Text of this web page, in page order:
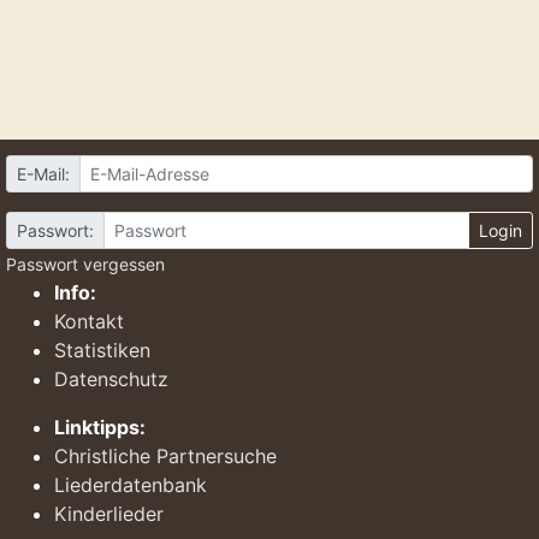
E-Mail:
Passwort:
Login
Passwort vergessen
Info:
Kontakt
Statistiken
Datenschutz
Linktipps:
Christliche Partnersuche
Liederdatenbank
Kinderlieder